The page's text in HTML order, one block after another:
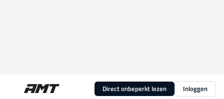
Direct onbeperkt lezen Inloggen